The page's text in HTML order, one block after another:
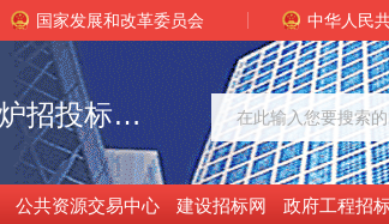
国家发展和改革委员会 中华人民
江西省家用采暖节能锅炉招投标信息网
公共资源交易中心 建设招标网 政府工程招